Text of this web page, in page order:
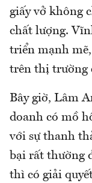
giấy vở không
chất lượng.
triển mạnh
trên thị trường
Bây giờ, Lâm
doanh có mồ
với sự thanh
bại rất thường
thì có giải